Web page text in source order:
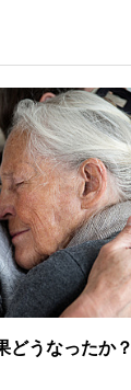
どうなったか？